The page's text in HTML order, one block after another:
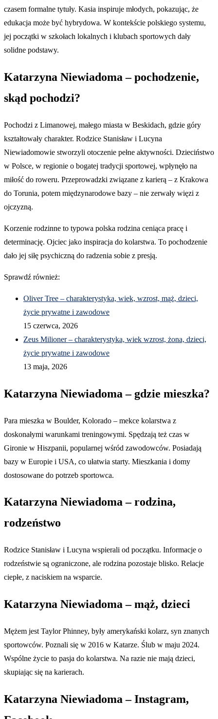
czasem formalne tytuły. Kasia inspiruje młodych, pokazując, że
edukacja może być hybrydowa. W kontekście polskiego systemu,
jej początki w szkołach lokalnych i klubach sportowych dały
solidne podstawy.
Katarzyna Niewiadoma – pochodzenie,
skąd pochodzi?
Pochodzi z Limanowej, małego miasta w Beskidach, gdzie góry
kształtowały charakter. Rodzice Stanisław i Lucyna
Niewiadomowie stworzyli otoczenie pełne aktywności. Dzieciństwo
w Polsce, w regionie o bogatej tradycji sportowej, wpłynęło na
miłość do roweru. Przeprowadzki związane z karierą – z Krakowa
do Torunia, potem międzynarodowe bazy – nie zerwały więzi z
ojczyzną.
Korzenie rodzinne to typowa polska rodzina ceniąca pracę i
determinację. Ojciec jako inspiracja do kolarstwa. To pochodzenie
dało jej siłę psychiczną do radzenia sobie z presją.
Sprawdź również:
Oliver Tree – charakterystyka, wiek, wzrost, mąż, dzieci,
życie prywatne i zawodowe
15 czerwca, 2026
Zeus Milioner – charakterystyka, wiek wzrost, żona, dzieci,
życie prywatne i zawodowe
13 maja, 2026
Katarzyna Niewiadoma – gdzie mieszka?
Para mieszka w Boulder, Kolorado – mekce kolarstwa z
doskonałymi warunkami treningowymi. Spędzają też czas w
Gironie w Hiszpanii, popularnej wśród zawodowców. Posiadają
bazy w Europie i USA, co ułatwia starty. Mieszkania i domy
dostosowane do potrzeb sportowca.
Katarzyna Niewiadoma – rodzina,
rodzeństwo
Rodzice Stanisław i Lucyna wspierali od początku. Informacje o
rodzeństwie są ograniczone, ale rodzina pozostaje blisko. Relacje
ciepłe, z naciskiem na wsparcie.
Katarzyna Niewiadoma – mąż, dzieci
Mężem jest Taylor Phinney, były amerykański kolarz, syn znanych
sportowców. Poznali się w 2016 w Katarze. Ślub w maju 2024.
Wspólne życie to pasja do kolarstwa. Na razie nie mają dzieci,
skupiając się na karierach.
Katarzyna Niewiadoma – Instagram,